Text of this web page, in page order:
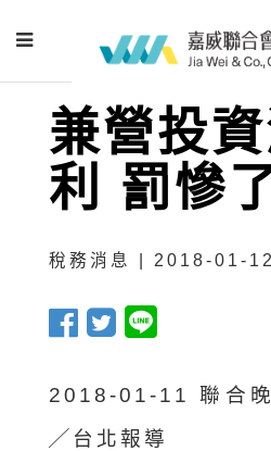
兼營投
利 罰慘
稅務消息 | 2018-01-12
2018-01-11 聯合
╱台北報導